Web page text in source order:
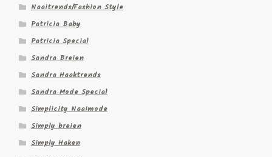
Naaitrends/Fashion Style
Patricia Baby
Patricia Special
Sandra Breien
Sandra Haaktrends
Sandra Mode Special
Simplicity Naaimode
Simply breien
Simply Haken